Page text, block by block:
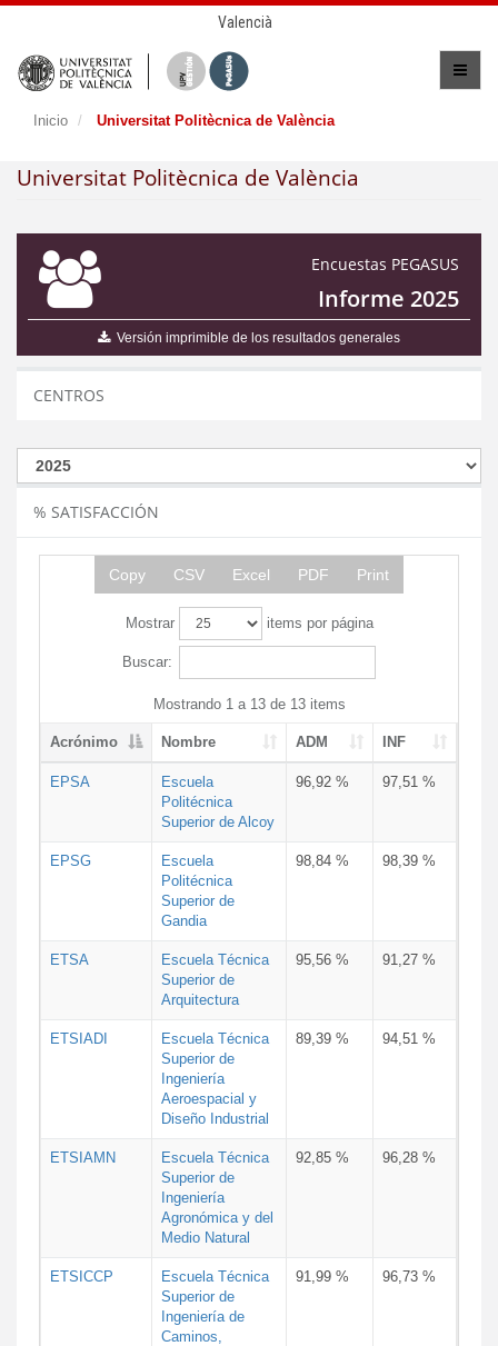
Valencià
Inicio Universitat Politècnica de València
Universitat Politècnica de València
Encuestas PEGASUS
Informe 2025
Versión imprimible de los resultados generales
CENTROS
% SATISFACCIÓN
Copy CSV Excel PDF Print
Mostrar items por página
Buscar:
Mostrando 1 a 13 de 13 items
Acrónimo Nombre ADM INF
EPSA
Escuela
Politécnica
Superior de Alcoy
96,92 % 97,51 %
EPSG
Escuela
Politécnica
Superior de
Gandia
98,84 % 98,39 %
ETSA
Escuela Técnica
Superior de
Arquitectura
95,56 % 91,27 %
ETSIADI
Escuela Técnica
Superior de
Ingeniería
Aeroespacial y
Diseño Industrial
89,39 % 94,51 %
ETSIAMN
Escuela Técnica
Superior de
Ingeniería
Agronómica y del
Medio Natural
92,85 % 96,28 %
ETSICCP
Escuela Técnica
Superior de
Ingeniería de
Caminos,
91,99 % 96,73 %